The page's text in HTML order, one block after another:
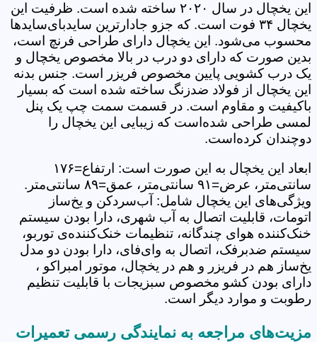
این یخچال در سال ۲۰۲۰ ساخته شده است. ظرفیت این
یخچال ۳۴ فوت است. که جزو جادارترین سایدبای‌سایدها
محسوب می‌شود. این یخچال دارای طراحی فرنچ است،
بدین صورت که دارای دو درب در بالا مخصوص یخچال و
یک درب کشویی پایین مخصوص فریزر است. جنس بدنه
این یخچال از فولاد ضدزنگ ساخته شده است که بسیار
باکیفیت و مقاوم است. در قسمت سمت چپ یک پنل
لمسی طراحی شده‌است که زیبایی این یخچال را
دوچندان کرده‌است.
ابعاد این یخچال به این صورت است: ارتفاع=۱۷۶
سانتی‌متر، عرض=۹۱ سانتی‌متر، عمق=۸۹ سانتی‌متر.
ویژگی‌های این یخچال شامل: آب‌سردکن و یخ‌ساز
اتومات، قابلیت اتصال به آب شهری، دارا بودن سیستم
خنک‌کننده هوای چندگانه، تنظیمات خنک‌کننده‌ی توربو،
سیستم ضدبرفک، اتصال به وای‌فای، دارا بودن دو مدل
یخ‌ساز هم در فریزر و هم در یخچال، موتور امبراکو ،
دارای بودن کشو مخصوص سبزیجات با قابلیت تنظیم
رطوبت و موارد دیگر است.
مزیت‌های مراجعه به نمایندگی رسمی تعمیرات